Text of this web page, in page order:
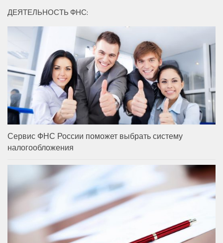
ДЕЯТЕЛЬНОСТЬ ФНС:
Сервис ФНС России поможет выбрать систему
налогообложения